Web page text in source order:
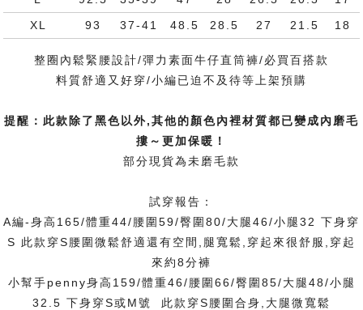
XL
93 37-41 48.5 28.5 27 21.5 18
整圈內鬆緊腰設計/彈力素面牛仔直筒褲/必買百搭款
料質舒適又好穿/小編已迫不及待等上架預購
提醒：此款除了黑色以外,其他的顏色內裡材質都已變成內磨毛
摟～更加保暖！
部分現貨為未磨毛款
試穿報告：
A編-身高165/體重44/腰圍59/臀圍80/大腿46/小腿32 下身穿
S 此款穿S腰圍微鬆舒適還有空間,腿寬鬆,穿起來很舒服,穿起
來約8分褲
小幫手penny身高159/體重46/腰圍66/臀圍85/大腿48/小腿
32.5 下身穿S或M號 此款穿S腰圍合身,大腿微寬鬆